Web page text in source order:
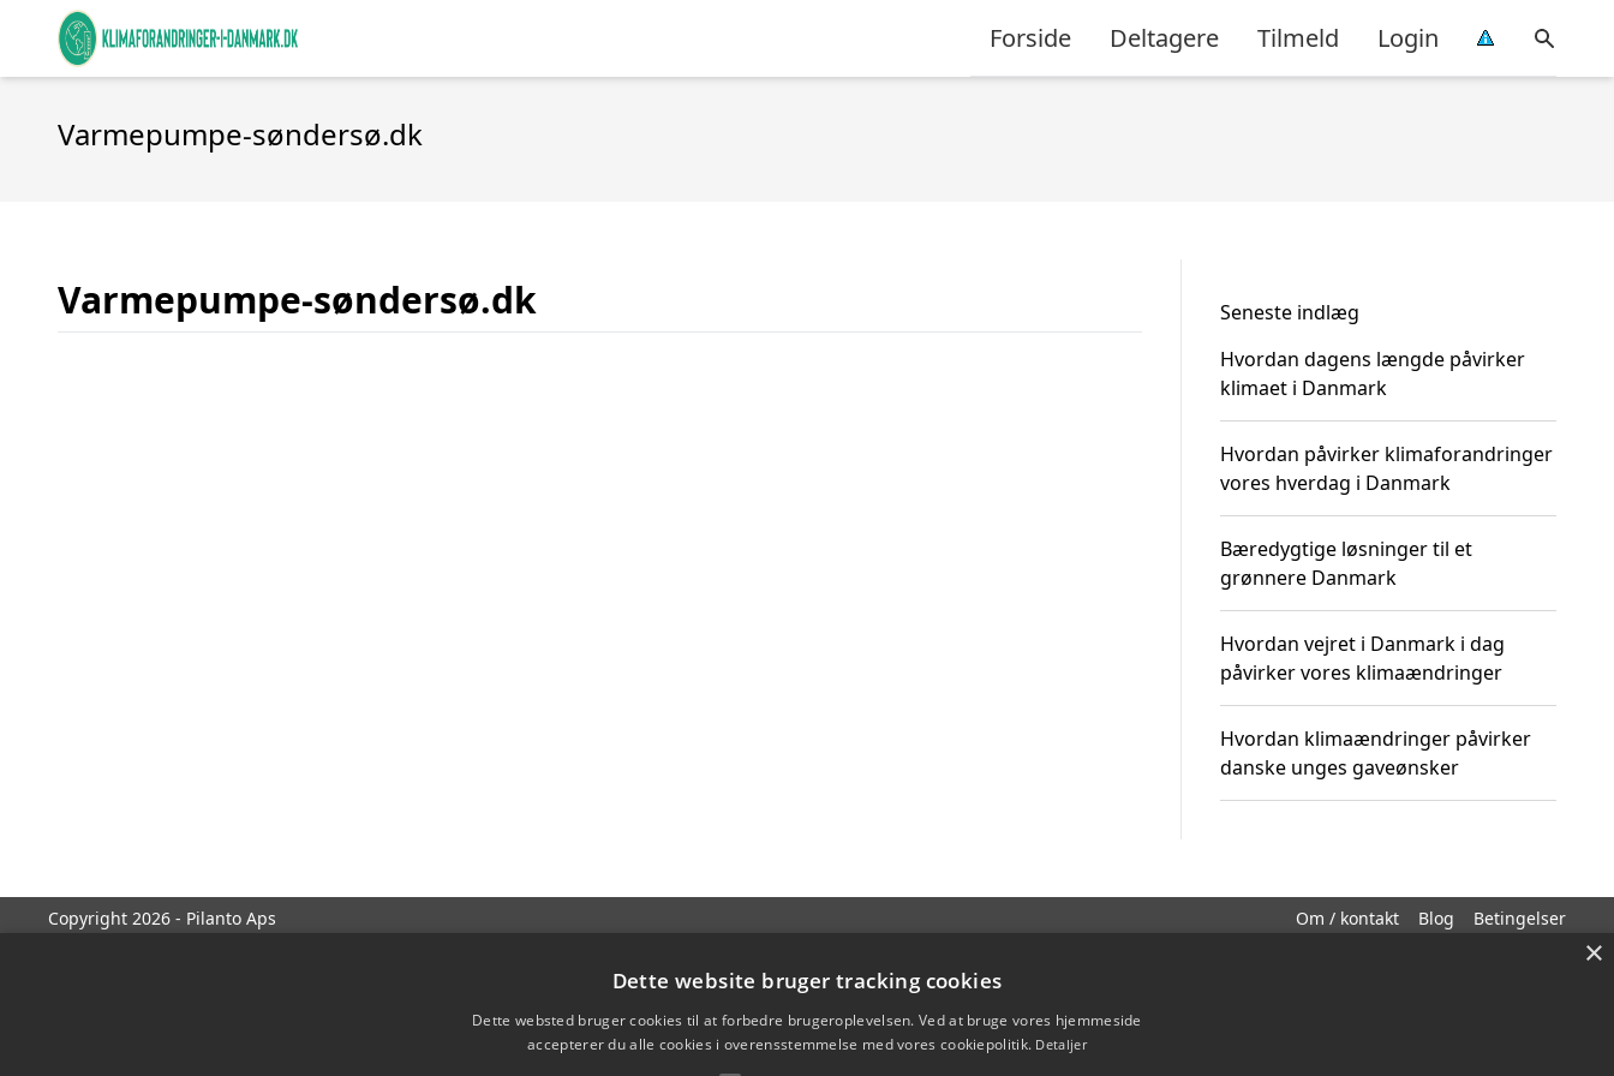
Forside Deltagere Tilmeld Login
Varmepumpe-søndersø.dk
Varmepumpe-søndersø.dk
Seneste indlæg
Hvordan dagens længde påvirker
klimaet i Danmark
Hvordan påvirker klimaforandringer
vores hverdag i Danmark
Bæredygtige løsninger til et
grønnere Danmark
Hvordan vejret i Danmark i dag
påvirker vores klimaændringer
Hvordan klimaændringer påvirker
danske unges gaveønsker
Copyright 2026 - Pilanto Aps Om / kontakt Blog Betingelser
×
Dette website bruger tracking cookies
Dette websted bruger cookies til at forbedre brugeroplevelsen. Ved at bruge vores hjemmeside
accepterer du alle cookies i overensstemmelse med vores cookiepolitik. Detaljer